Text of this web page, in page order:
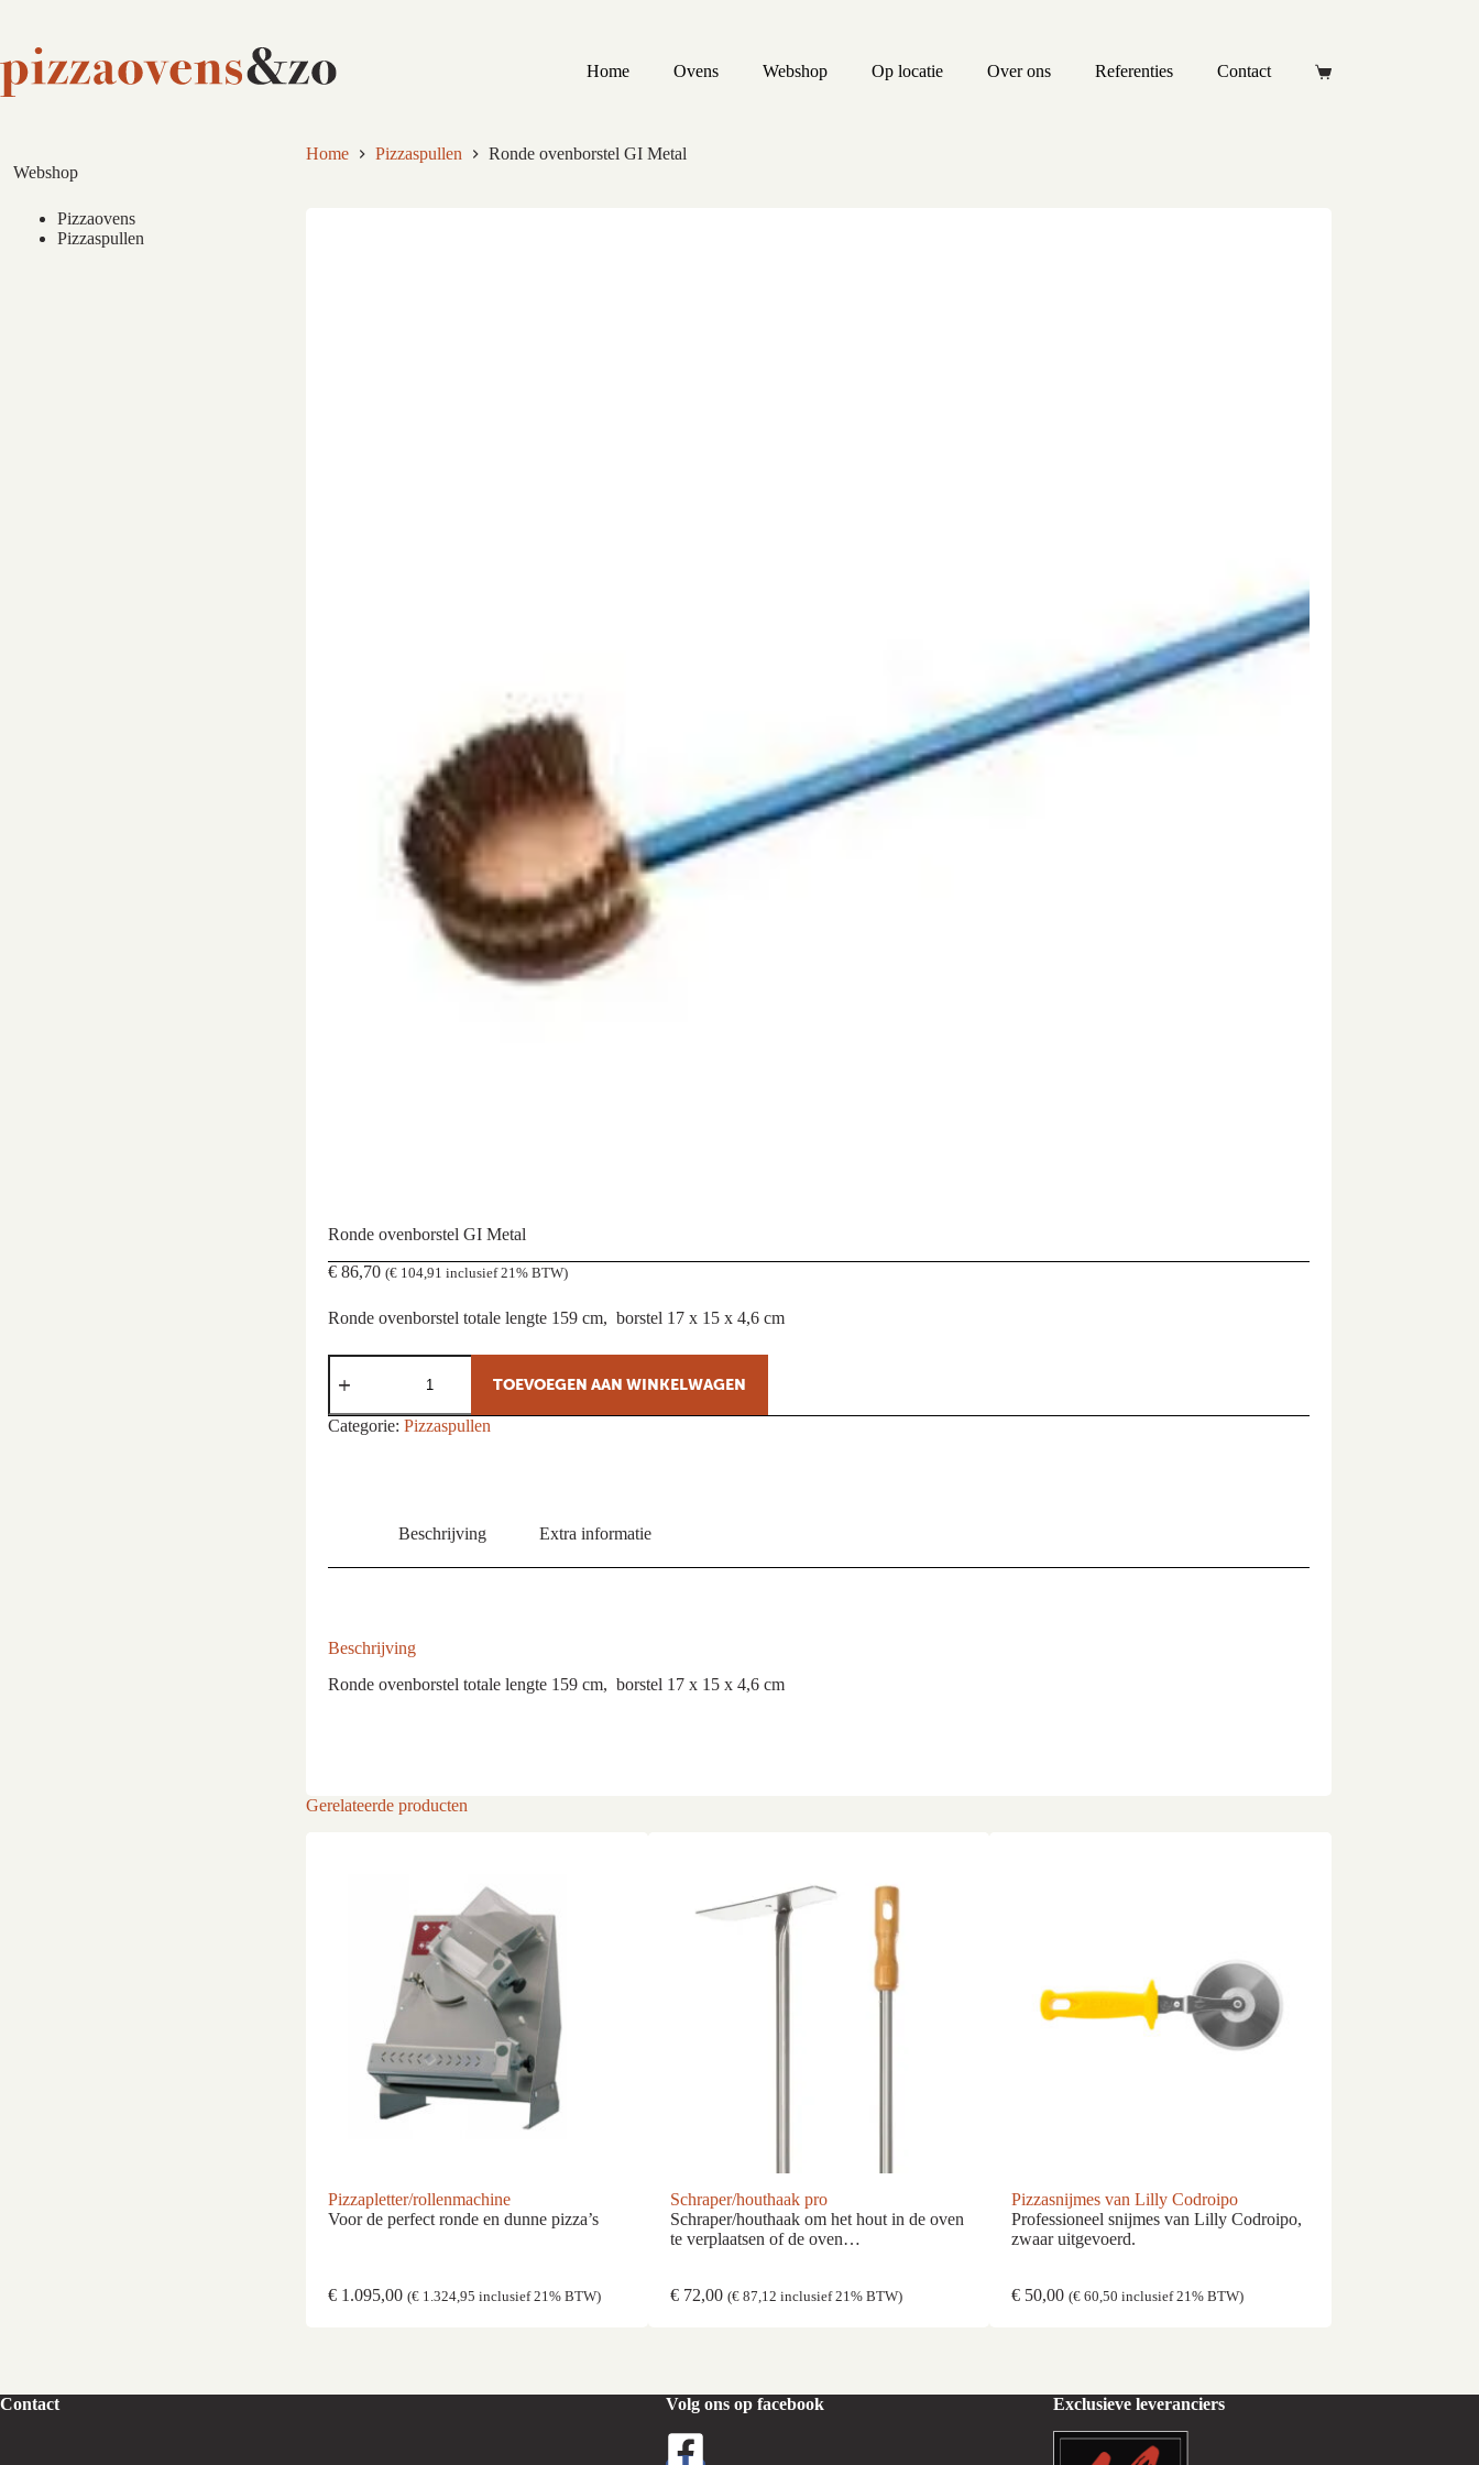
inhoud
Home Ovens Webshop Op locatie Over ons Referenties Contact
Home Pizzaspullen Ronde ovenborstel GI Metal
Ronde ovenborstel GI Metal
€ 86,70 (€ 104,91 inclusief 21% BTW)
Ronde ovenborstel totale lengte 159 cm, borstel 17 x 15 x 4,6 cm
Ronde
ovenborstel
Metal
aantal
TOEVOEGEN AAN WINKELWAGEN
Categorie:Pizzaspullen
Beschrijving Extra informatie
Beschrijving
Ronde ovenborstel totale lengte 159 cm, borstel 17 x 15 x 4,6 cm
Gerelateerde producten
Pizzapletter/rollenmachine
Voor de perfect ronde en dunne pizza’s
€ 1.095,00 (€ 1.324,95 inclusief 21% BTW)
Schraper/houthaak pro
Schraper/houthaak om het hout in de oven
te verplaatsen of de oven…
€72,00 (€87,12 inclusief 21% BTW)
Pizzasnijmes van Lilly Codroipo
Professioneel snijmes van Lilly Codroipo,
zwaar uitgevoerd.
€ 50,00 (€ 60,50 inclusief 21% BTW)
Webshop
Pizzaovens
Pizzaspullen
Contact Volg ons op facebook Exclusieve leveranciers